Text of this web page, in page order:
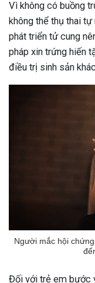
Vì không có buồng
không thể thụ thai tự
phát triển tử cung
pháp xin trứng hiến
điều trị sinh sản
Người mắc hội
Đối với trẻ em bước